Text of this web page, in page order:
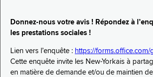
Donnez-nous votre avis ! Répondez à
les prestations sociales !
Lien vers l’enquête : https://forms.office.com/
Cette enquête invite les New-Yorkais à
en matière de demande et/ou de maintien